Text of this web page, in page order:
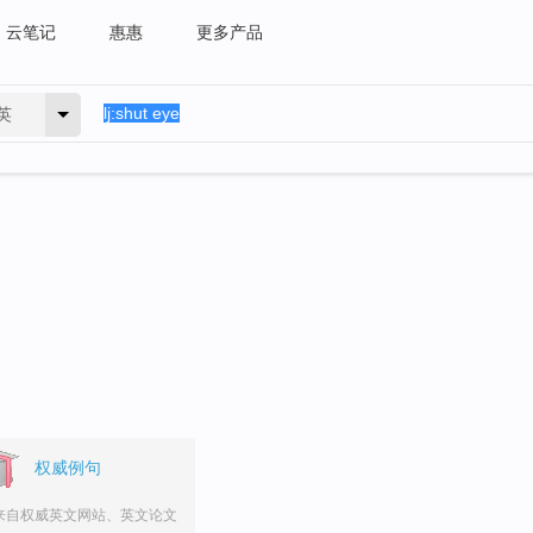
云笔记 惠惠 更多产品
权威例句
自权威英文网站、英文论文